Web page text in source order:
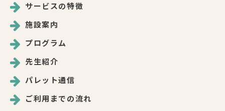
サービスの特徴
施設案内
プログラム
先生紹介
パレット通信
ご利用までの流れ